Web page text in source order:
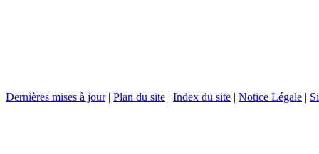
Dernières mises à jour| Plan du site | Index du site | Notice Légale |